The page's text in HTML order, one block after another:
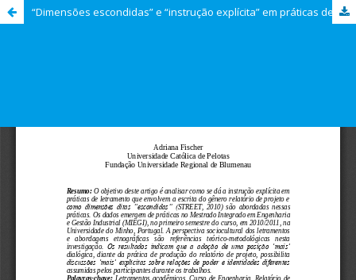
“Dimensões escondidas” e “instrução explícita” em práticas de letramento acadêmico